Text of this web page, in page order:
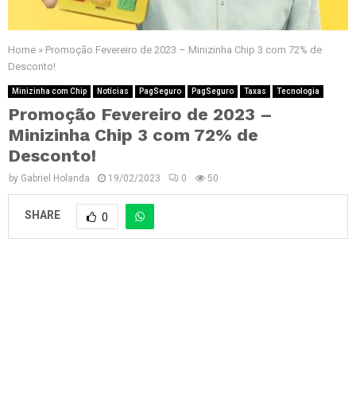
Home » Promoção Fevereiro de 2023 – Minizinha Chip 3 com 72% de
Desconto!
Minizinha com Chip Notícias PagSeguro PagSeguro Taxas Tecnologia
Promoção Fevereiro de 2023 –
Minizinha Chip 3 com 72% de
Desconto!
by Gabriel Holanda 19/02/2023 0 50
SHARE 0